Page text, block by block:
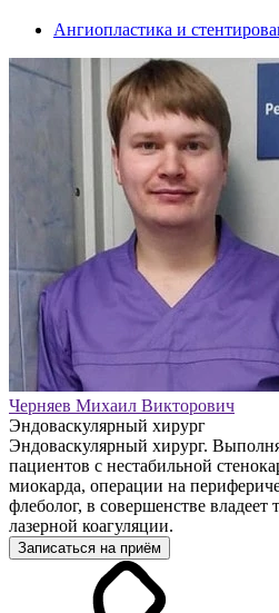
Ангиопластика и
Черняев Михаил Викторович
Эндоваскулярный хирург
Эндоваскулярный хирург.
пациентов с нестабильной
миокарда, операции на
флеболог, в совершенстве владеет
лазерной коагуляции.
Записаться на приём